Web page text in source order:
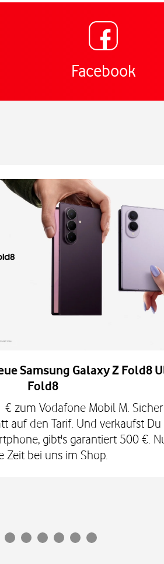
Facebook
Samsung Galaxy Z Fold8
Fold8
zum Vodafone Mobil M.
auf den Tarif. Und verkaufst
gibt's garantiert 500 €.
Zeit bei uns im Shop.